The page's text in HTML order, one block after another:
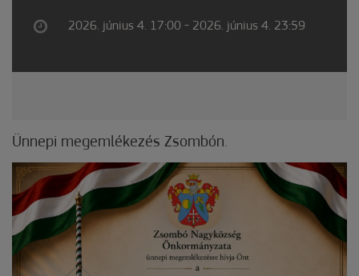
2026. június 4. 17:00 - 2026. június 4. 23:59
Ünnepi megemlékezés Zsombón.